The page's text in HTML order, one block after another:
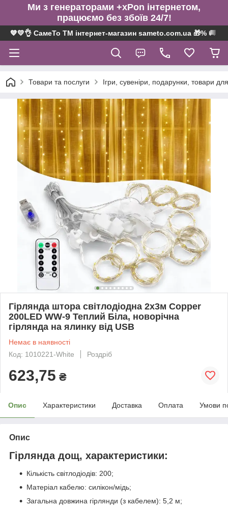
Ми з генераторами +xPon інтернетом,
працюємо без збоїв 24/7!
💙💛👌 СамеТо ТМ інтернет-магазин sameto.com.ua 🎁% 🚚 ⤵
Товари та послуги Ігри, сувеніри, подарунки, товари
Гірлянда штора світлодіодна 2х3м Copper
200LED WW-9 Теплий Біла, новорічна
гірлянда на ялинку від USB
Немає в наявності
Код: 1010221-White
Роздріб
623,75 ₴
Опис Характеристики Доставка Оплата Умови
Опис
Гірлянда дощ, характеристики:
Кількість світлодіодів: 200;
Матеріал кабелю: силікон/мідь;
Загальна довжина гірлянди (з кабелем): 5,2 м;